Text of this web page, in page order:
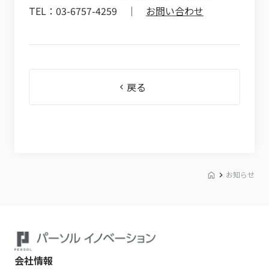
TEL：03-6757-4259 ｜ お問い合わせ
戻る
お知らせ
会社情報